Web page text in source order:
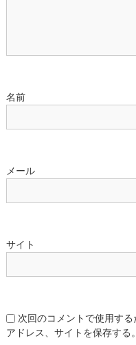
名前
メール
サイト
次回のコメントで使用す
アドレス、サイトを保存する。